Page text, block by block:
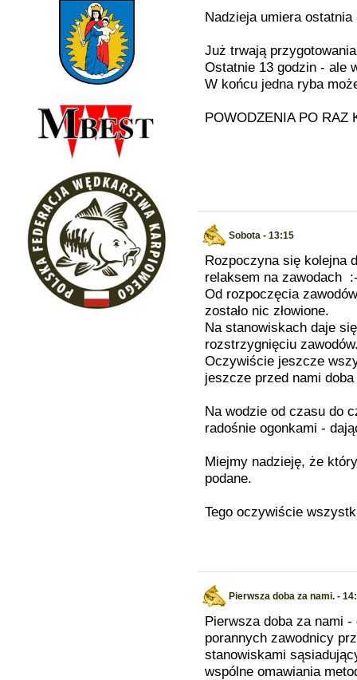
Nadzieja umiera
Już trwają
Ostatnie 13 godzin - ale
W końcu jedna ryba
POWODZENIA PO RAZ
Sobota - 13:15
Rozpoczyna się kolejna
relaksem na zawodach
Od rozpoczęcia
zostało nic złowione.
Na stanowiskach daje
rozstrzygnięciu
Oczywiście jeszcze
jeszcze przed nami
Na wodzie od czasu do
radośnie ogonkami -
Miejmy nadzieję, że
podane.
Tego oczywiście
Pierwsza doba za nami. -
Pierwsza doba za nami
porannych zawodnicy
stanowiskami
wspólne omawiania